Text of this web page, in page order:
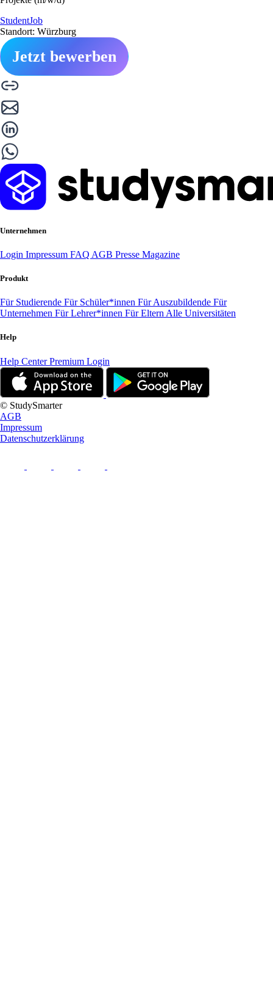
StudentJob
Standort: Würzburg
Jetzt bewerben
Unternehmen
Login Impressum FAQ AGB Presse Magazine
Produkt
Für Studierende Für Schüler*innen Für Auszubildende Für
Unternehmen Für Lehrer*innen Für Eltern Alle Universitäten
Help
Help CenterPremium Login
© StudySmarter
AGB
Impressum
Datenschutzerklärung